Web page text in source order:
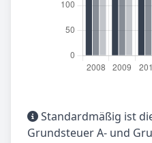
Standardmäßig ist
Grundsteuer A- und